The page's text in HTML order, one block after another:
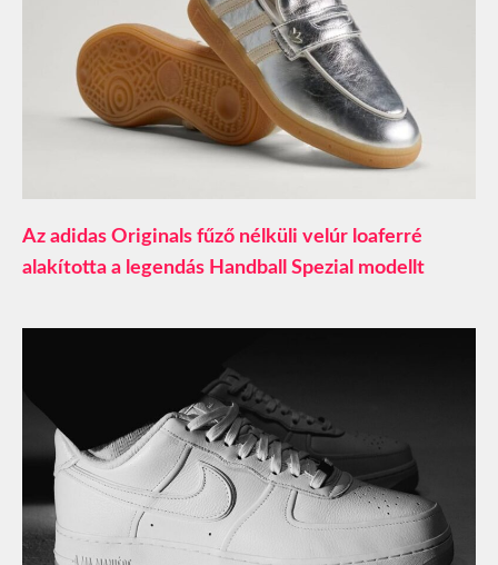
Az adidas Originals fűző nélküli velúr loaferré
alakította a legendás Handball Spezial modellt